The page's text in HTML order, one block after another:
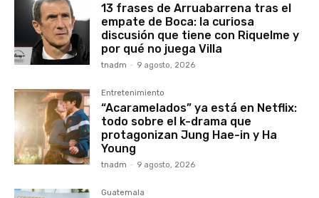
13 frases de Arruabarrena tras el
empate de Boca: la curiosa
discusión que tiene con Riquelme y
por qué no juega Villa
tnadm - 9 agosto, 2026
Entretenimiento
“Acaramelados” ya está en Netflix:
todo sobre el k-drama que
protagonizan Jung Hae-in y Ha
Young
tnadm - 9 agosto, 2026
Guatemala